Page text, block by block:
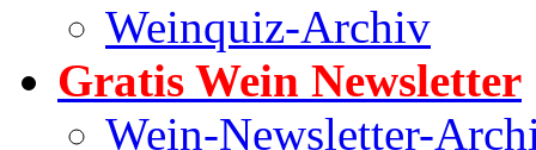
Weinquiz-Archiv
Gratis Wein Newsletter
Wein-Newsletter-